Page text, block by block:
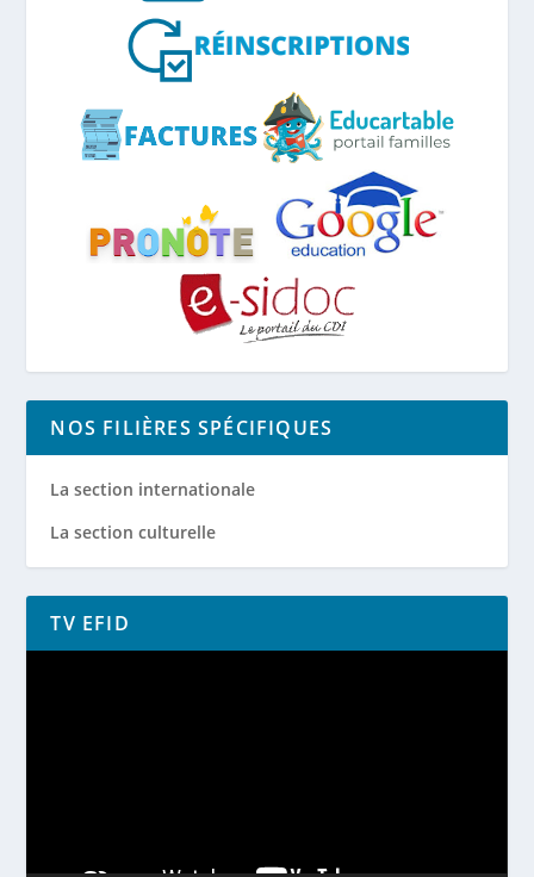
NOS FILIÈRES SPÉCIFIQUES
La section internationale
La section culturelle
TV EFID